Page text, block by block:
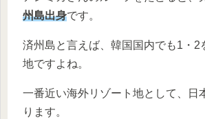
州島出身です。
済州島と言えば、韓国国内でも1・2
地ですよね。
一番近い海外リゾート地として、日
ります。